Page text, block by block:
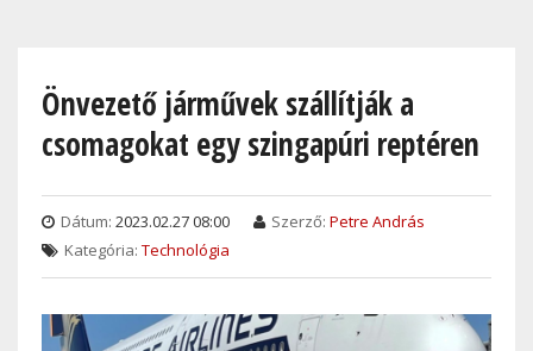
contentÖnvezető járművek szállítják a
csomagokat egy szingapúri reptéren
Dátum: 2023.02.27 08:00 Szerző: Petre András
Kategória: Technológia